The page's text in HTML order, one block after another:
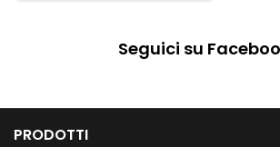
Seguici su
PRODOTTI